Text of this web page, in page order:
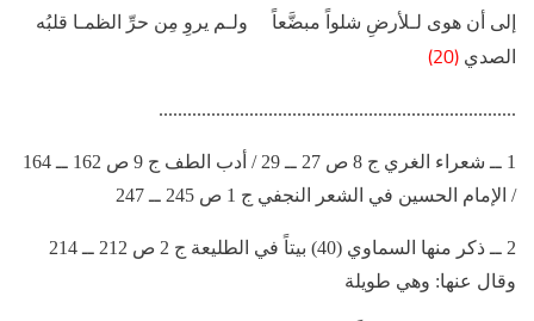
إلى أن هوى لـلأرضِ شلواً مبضَّعاً ولـم يروِ مِن حرِّ الظمـا قلبُه
الصدي (20)
...........................................................................
1 ــ شعراء الغري ج 8 ص 27 ــ 29 / أدب الطف ج 9 ص 162 ــ 164
/ الإمام الحسين في الشعر النجفي ج 1 ص 245 ــ 247
2 ــ ذكر منها السماوي (40) بيتاً في الطليعة ج 2 ص 212 ــ 214
وقال عنها: وهي طويلة